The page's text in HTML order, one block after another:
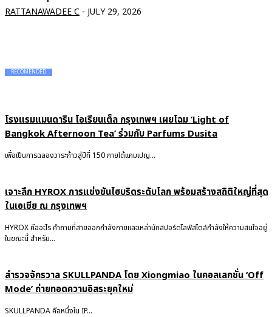
RATTANAWADEE C - JULY 29, 2026
RECOMENDED
โรงแรมแมนดาริน โอเรียนเต็ล กรุงเทพฯ เผยโฉม ‘Light of
Bangkok Afternoon Tea’ ร่วมกับ Parfums Dusita
เพื่อเป็นการฉลองวาระก้าวสู่ปีที่ 150 ภายใต้แคมเปญ...
เจาะลึก HYROX การแข่งขันไฮบริดระดับโลก พร้อมสร้างสถิติใหญ่ที่สุด
ในเอเชีย ณ กรุงเทพฯ
HYROX คืออะไร คำถามที่สายออกกำลังกายและเหล่านักสปอร์ตไลฟ์สไตล์กำลังให้ความสนใจอยู่
ในขณะนี้ สำหรับ...
สำรวจจักรวาล SKULLPANDA โดย Xiongmiao ในคอลเลกชั่น ‘Off
Mode’ ถ่ายทอดความอิสระยุคใหม่
SKULLPANDA คือหนึ่งใน IP...